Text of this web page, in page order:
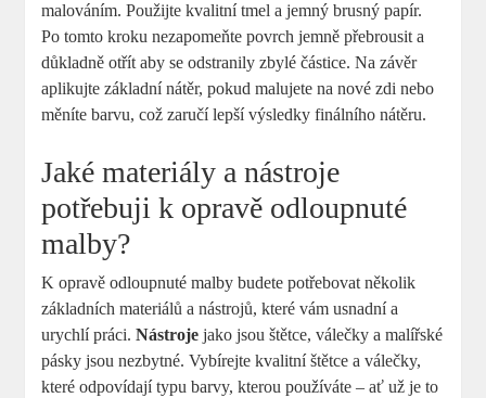
malováním. Použijte kvalitní tmel a jemný brusný papír.
Po tomto kroku nezapomeňte povrch jemně přebrousit a
důkladně otřít aby se odstranily zbylé částice. Na závěr
aplikujte základní nátěr, pokud malujete na nové zdi nebo
měníte barvu, což zaručí lepší výsledky finálního nátěru.
Jaké materiály a nástroje
potřebuji k opravě odloupnuté
malby?
K opravě odloupnuté malby budete potřebovat několik
základních materiálů a nástrojů, které vám usnadní a
urychlí práci.Nástroje jako jsou štětce, válečky a malířské
pásky jsou nezbytné. Vybírejte kvalitní štětce a válečky,
které odpovídají typu barvy, kterou používáte – ať už je to